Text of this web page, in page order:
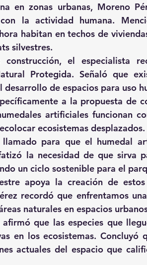
en zonas urbanas, Moreno
la actividad humana.
habitan en techos de
silvestres.
el especialista
Protegida. Señaló que
desarrollo de espacios para uso
a la propuesta de
artificiales funcionan
ecosistemas desplazados.
para que el humedal
la necesidad de que sirva
un ciclo sostenible para el
apoya la creación de
recordó que enfrentamos
naturales en espacios
que las especies que
en los ecosistemas. Concluyó
actuales del espacio que